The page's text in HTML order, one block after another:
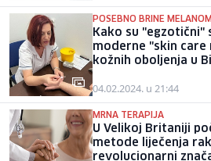
POSEBNO BRINE MELANOM
Kako su "egzotični"
moderne "skin care
kožnih oboljenja u
04.02.2024. u 21:44
MRNA TERAPIJA
U Velikoj Britaniji
metode liječenja
revolucionarni